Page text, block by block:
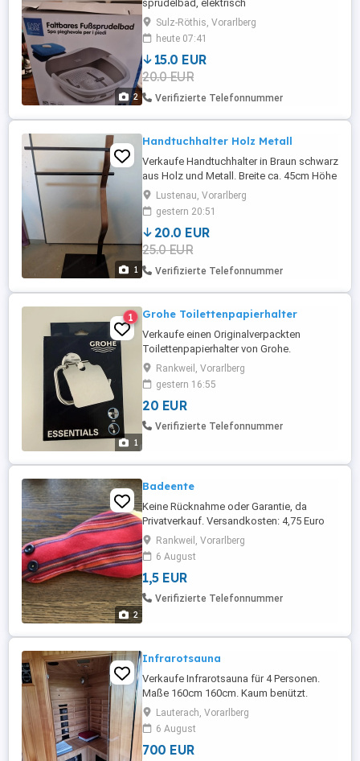
2
sprudelbad, elektrisch
Sulz-Röthis, Vorarlberg
heute 07:41
15.0 EUR
20.0 EUR
Verifizierte Telefonnummer
1
Handtuchhalter Holz Metall
Verkaufe Handtuchhalter in Braun schwarz
aus Holz und Metall. Breite ca. 45cm Höhe
ca. 80 cm. Zustand sehr gut !!
Lustenau, Vorarlberg
gestern 20:51
20.0 EUR
25.0 EUR
Verifizierte Telefonnummer
1
1 Grohe Toilettenpapierhalter
Verkaufe einen Originalverpackten
Toilettenpapierhalter von Grohe.
Rankweil, Vorarlberg
gestern 16:55
20 EUR
Verifizierte Telefonnummer
2
Badeente
Keine Rücknahme oder Garantie, da
Privatverkauf. Versandkosten: 4,75 Euro
(mit Sendungsnummer) Viele günstige
Artikel (Kleidung, Spiele, Bücher) finden
sie noch auf meiner Seite!
Rankweil, Vorarlberg
6 August
1,5 EUR
Verifizierte Telefonnummer
Infrarotsauna
Verkaufe Infrarotsauna für 4 Personen.
Maße 160cm 160cm. Kaum benützt.
Wurde schon zerlegt selbst abholung.
Lauterach, Vorarlberg
6 August
700 EUR